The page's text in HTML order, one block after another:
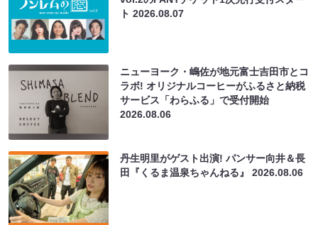
ト2026.08.07
ニューヨーク・嶋佐が地元富士吉田市とコ
ラボ! オリジナルコーヒーがふるさと納税
サービス「わらふる」で受付開始
2026.08.06
丹生明里がゲスト出演! パンサー向井＆長
田『くるま温泉ちゃんねる』2026.08.06